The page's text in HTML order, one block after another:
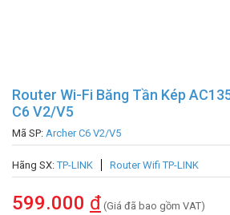
Router Wi-Fi Băng Tần Kép
C6 V2/V5
Mã SP: Archer C6 V2/V5
Hãng SX:TP-LINK Router Wifi TP-LINK
599.000 đ (Giá đã bao gồm VAT)